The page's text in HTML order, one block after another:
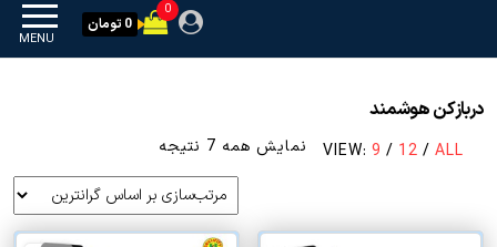
MENU
0
0 تومان
دربازکن هوشمند
VIEW: 9 / 12 / ALL نمایش همه 7 نتیجه
بر
اساس
قیمت: